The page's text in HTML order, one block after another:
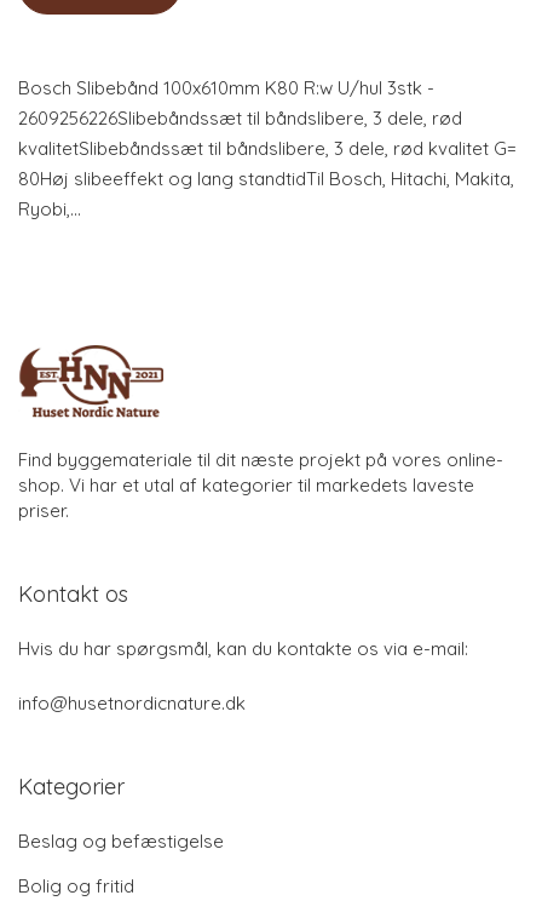
Bosch Slibebånd 100x610mm K80 R:w U/hul 3stk -
2609256226Slibebåndssæt til båndslibere, 3 dele, rød
kvalitetSlibebåndssæt til båndslibere, 3 dele, rød kvalitet G=
80Høj slibeeffekt og lang standtidTil Bosch, Hitachi, Makita,
Ryobi,…
Find byggemateriale til dit næste projekt på vores online-
shop. Vi har et utal af kategorier til markedets laveste
priser.
Kontakt os
Hvis du har spørgsmål, kan du kontakte os via e-mail:
info@husetnordicnature.dk
Kategorier
Beslag og befæstigelse
Bolig og fritid